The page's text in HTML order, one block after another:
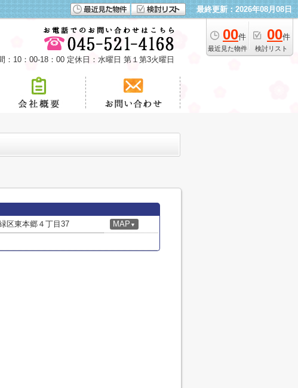
最終更新：2026年08月08日
00件
最近見た物件
00件
検討リスト
：10：00-18：00 定休日：水曜日 第１第3火曜日
区東本郷４丁目37 MAP ▼